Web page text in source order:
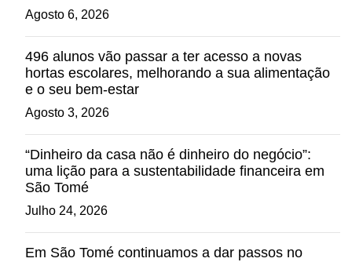
Agosto 6, 2026
496 alunos vão passar a ter acesso a novas
hortas escolares, melhorando a sua alimentação
e o seu bem-estar
Agosto 3, 2026
“Dinheiro da casa não é dinheiro do negócio”:
uma lição para a sustentabilidade financeira em
São Tomé
Julho 24, 2026
Em São Tomé continuamos a dar passos no